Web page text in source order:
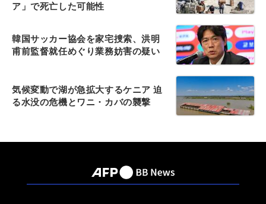
ア」で死亡した可能性
韓国サッカー協会を家宅捜索、洪明
甫前監督就任めぐり業務妨害の疑い
気候変動で湖が急拡大するケニア 迫
る水没の危機とワニ・カバの襲撃